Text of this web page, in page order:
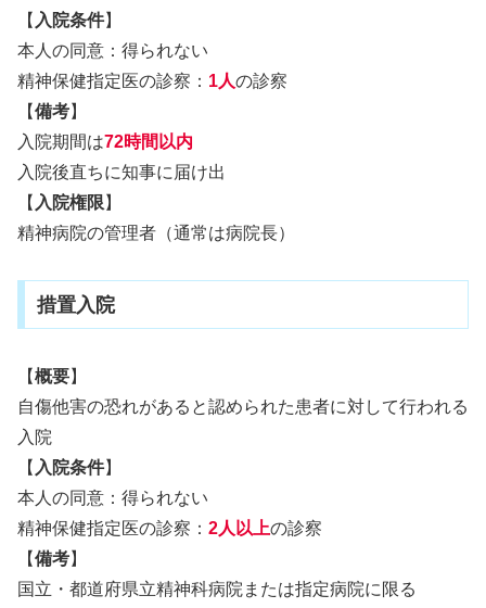
【 入院条件】
本人の同意：得られない
精神保健指定医の診察： 1人の診察
【備考】
入院期間は72時間以内
入院後直ちに知事に届け出
【 入院権限 】
精神病院の管理者（通常は病院長）
措置入院
【概要】
自傷他害の恐れがあると認められた患者に対して行われる
入院
【 入院条件】
本人の同意：得られない
精神保健指定医の診察： 2人以上の診察
【備考】
国立・都道府県立精神科病院または指定病院に限る